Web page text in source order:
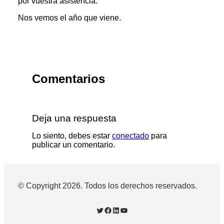
Nos vemos el año que viene.
Comentarios
Deja una respuesta
Lo siento, debes estar conectado para
publicar un comentario.
© Copyright 2026. Todos los derechos reservados.
Twitter Facebook LinkedIn YouTube